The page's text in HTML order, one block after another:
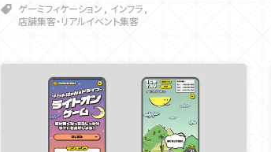
ゲーミフィケーション
インフラ
店舗集客・リアルイベント集客